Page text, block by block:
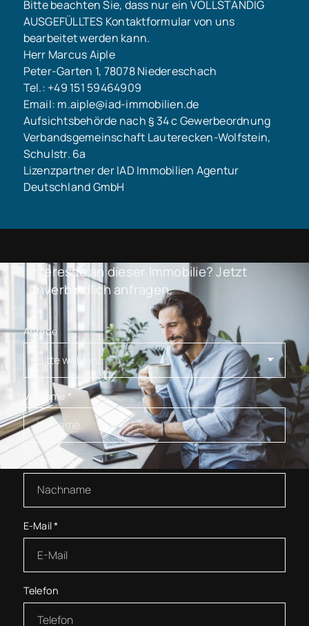
Bitte beachten Sie, dass nur ein VOLLSTÄNDIG
AUSGEFÜLLTES Kontaktformular von uns
bearbeitet werden kann.
Herr Marcus Aiple
Peter-Garten 1, 78078 Niedereschach
Tel.: +49 151 59464909
Email: m.aiple@iad-immobilien.de
Aufsichtsbehörde nach § 34 c Gewerbeordnung
Verbandsgemeinschaft Lauterecken-Wolfstein,
Schulstr. 6a
Lizenzpartner der IAD Immobilien Agentur
Deutschland GmbH
Interesse an dieser Immobilie? Jetzt
unverbindlich anfragen.
Anrede
Vorname *
Nachname*
E-Mail*
Telefon